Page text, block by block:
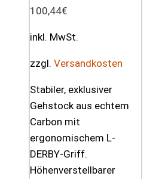
100,44€
inkl. MwSt.
zzgl. Versandkosten
Stabiler, exklusiver
Gehstock aus echtem
Carbon mit
ergonomischem L-
DERBY-Griff.
Höhenverstellbarer